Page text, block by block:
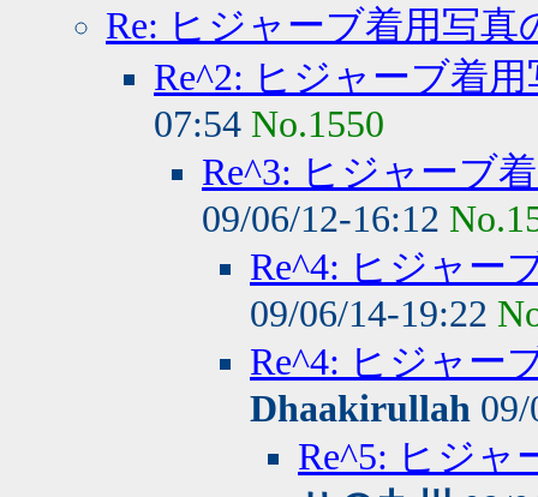
Re: ヒジャーブ着用写真
Re^2: ヒジャーブ着
07:54 No.1550
Re^3: ヒジャーブ
09/06/12-16:12
Re^4: ヒジャー
09/06/14-19:22
Re^4: ヒジャー
Dhaakirullah
Re^5: ヒジャ